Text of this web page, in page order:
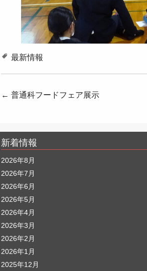
最新情報
投
ナ
ビ
ゲ
ー
シ
ョ
ン
← 普通科フードフェア展示
新着情報
2026年8月
2026年7月
2026年6月
2026年5月
2026年4月
2026年3月
2026年2月
2026年1月
2025年12月